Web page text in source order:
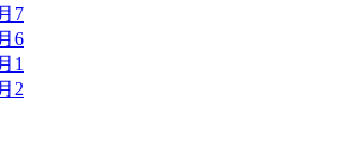
7
6
1
2